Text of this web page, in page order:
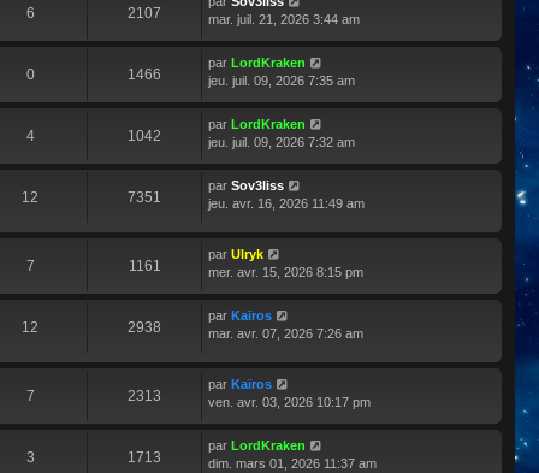
6 2107
mar. juil. 21, 2026 3:44 am
0 1466
par LordKraken
jeu. juil. 09, 2026 7:35 am
4 1042
par LordKraken
jeu. juil. 09, 2026 7:32 am
12 7351
par Sov3liss
jeu. avr. 16, 2026 11:49 am
7 1161
par Ulryk
mer. avr. 15, 2026 8:15 pm
12 2938
par Kaïros
mar. avr. 07, 2026 7:26 am
7 2313
par Kaïros
ven. avr. 03, 2026 10:17 pm
3 1713
par LordKraken
dim. mars 01, 2026 11:37 am